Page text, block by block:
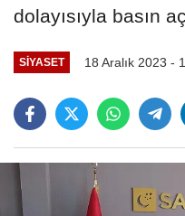
dolayısıyla basın
SIYASET 18 Aralık 2023 -